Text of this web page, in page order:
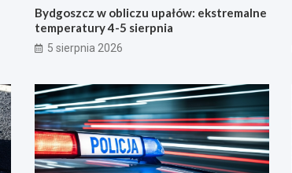
Bydgoszcz w obliczu upałów: ekstremalne
temperatury 4-5 sierpnia
5 sierpnia 2026